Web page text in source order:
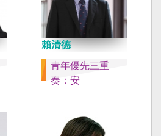
賴清德
青年優先三重
奏：安